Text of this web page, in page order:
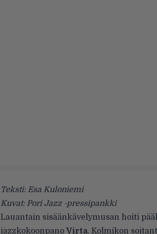
Teksti: Esa Kuloniemi
Kuvat: Pori Jazz -pressipankki
Lauantain sisäänkävelymusan hoiti
jazzkokoonpano Virta. Kolmikon